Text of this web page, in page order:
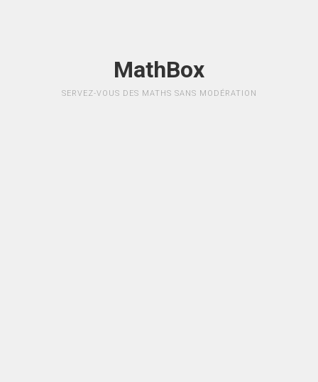
MathBox
SERVEZ-VOUS DES MATHS SANS MODÉRATION